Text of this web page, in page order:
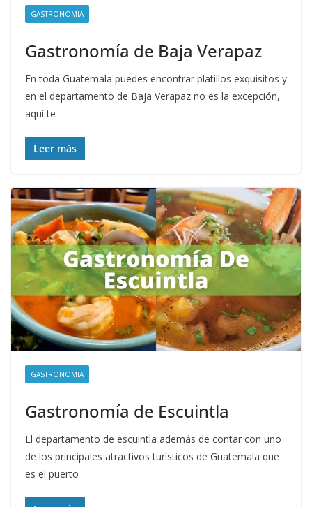
GASTRONOMIA
Gastronomía de Baja Verapaz
En toda Guatemala puedes encontrar platillos exquisitos y
en el departamento de Baja Verapaz no es la excepción,
aquí te
Leer más
GASTRONOMIA
Gastronomía de Escuintla
El departamento de escuintla además de contar con uno
de los principales atractivos turísticos de Guatemala que
es el puerto